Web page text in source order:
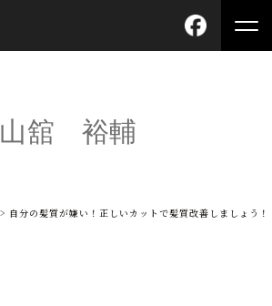
山舘 裕輔
自分の髪質が嫌い！正しいカットで髪質改善しましょう！